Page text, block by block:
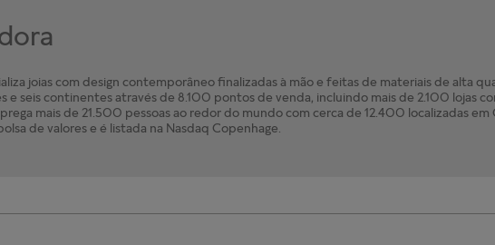
joias com design contemporâneo finalizadas à mão e feitas de materiais de alta
e seis continentes através de 8.100 pontos de venda, incluindo mais de 2.100 lojas
mais de 21.500 pessoas ao redor do mundo com cerca de 12.400 localizadas em
de valores e é listada na Nasdaq Copenhage.